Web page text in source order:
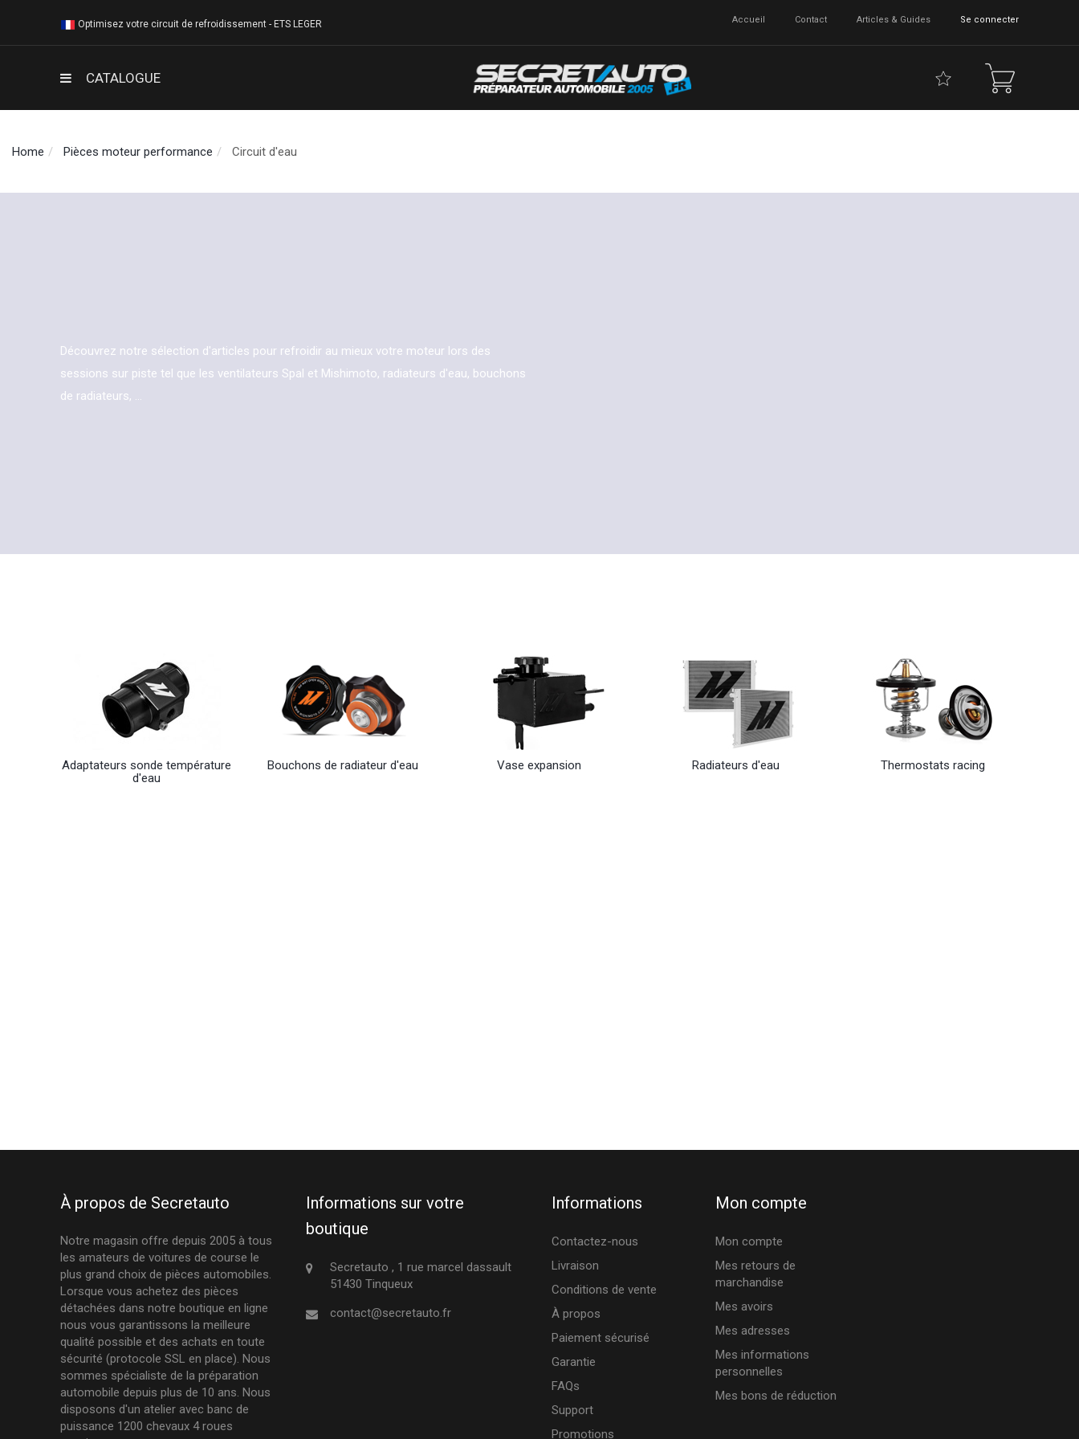
Optimisez votre circuit de refroidissement - ETS LEGER Accueil Contact Articles & Guides Se connecter
CATALOGUE
Home Pièces moteur performance Circuit d'eau
Découvrez notre sélection d'articles pour refroidir au mieux votre moteur lors des
sessions sur piste tel que les ventilateurs Spal et Mishimoto, radiateurs d'eau, bouchons
de radiateurs, ...
Adaptateurs sonde température
d'eau
Bouchons de radiateur d'eau Vase expansion Radiateurs d'eau Thermostats racing
À propos de Secretauto
Notre magasin offre depuis 2005 à tous
les amateurs de voitures de course le
plus grand choix de pièces automobiles.
Lorsque vous achetez des pièces
détachées dans notre boutique en ligne
nous vous garantissons la meilleure
qualité possible et des achats en toute
sécurité (protocole SSL en place). Nous
sommes spécialiste de la préparation
automobile depuis plus de 10 ans. Nous
disposons d'un atelier avec banc de
puissance 1200 chevaux 4 roues
Informations sur votre
boutique
Secretauto , 1 rue marcel dassault
51430 Tinqueux
contact@secretauto.fr
Informations
Contactez-nous
Livraison
Conditions de vente
À propos
Paiement sécurisé
Garantie
FAQs
Support
Promotions
Mon compte
Mon compte
Mes retours de
marchandise
Mes avoirs
Mes adresses
Mes informations
personnelles
Mes bons de réduction